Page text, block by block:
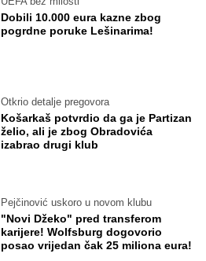
Dobili 10.000 eura kazne zbog
pogrdne poruke Lešinarima!
Otkrio detalje pregovora
Košarkaš potvrdio da ga je Partizan
želio, ali je zbog Obradovića
izabrao drugi klub
Pejčinović uskoro u novom klubu
"Novi Džeko" pred transferom
karijere! Wolfsburg dogovorio
posao vrijedan čak 25 miliona eura!